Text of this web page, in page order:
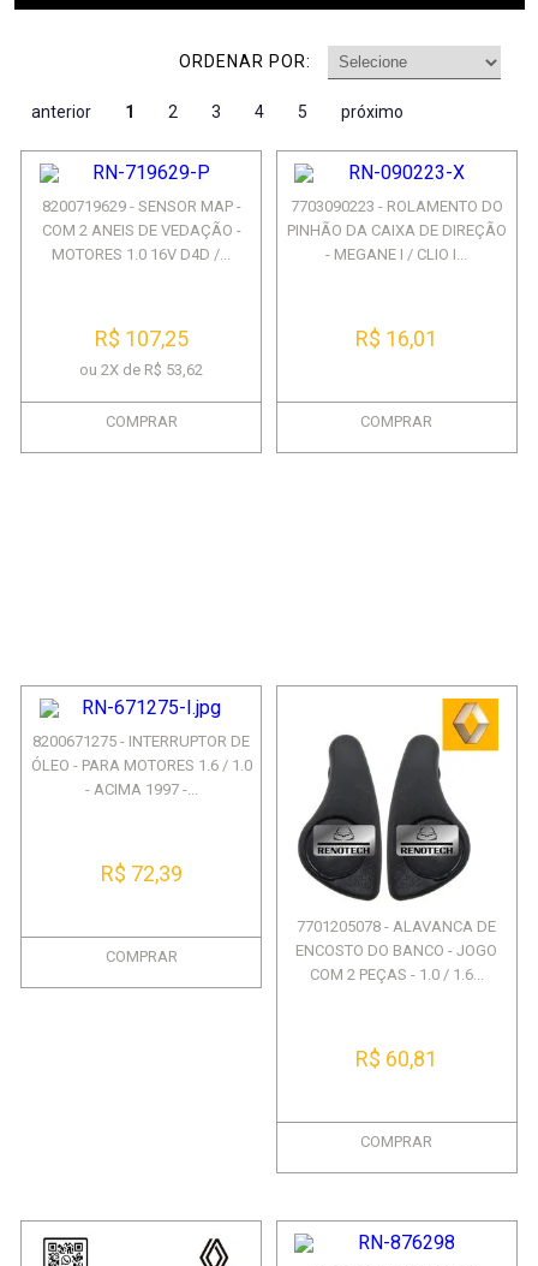
ORDENAR POR:
anterior 1 2 3 4 5 próximo
8200719629 - SENSOR MAP -
COM 2 ANEIS DE VEDAÇÃO -
MOTORES 1.0 16V D4D /...
R$ 107,25
ou 2X de R$ 53,62
COMPRAR
7703090223 - ROLAMENTO DO
PINHÃO DA CAIXA DE DIREÇÃO
- MEGANE I / CLIO I...
R$ 16,01
COMPRAR
8200671275 - INTERRUPTOR DE
ÓLEO - PARA MOTORES 1.6 / 1.0
- ACIMA 1997 -...
R$ 72,39
COMPRAR
7701205078 - ALAVANCA DE
ENCOSTO DO BANCO - JOGO
COM 2 PEÇAS - 1.0 / 1.6...
R$ 60,81
COMPRAR